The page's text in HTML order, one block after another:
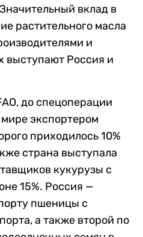
вклад в
растительного масла
и
выступают Россия и
до спецоперации
экспортером
приходилось 10%
страна выступала
кукурузы с
15%. Россия —
пшеницы с
а также второй по